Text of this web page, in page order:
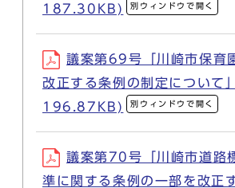
187.30KB)
別ウィンドウで開く
議案第69号「川崎市保育
改正する条例の制定について
196.87KB)
別ウィンドウで開く
議案第70号「川崎市道路
準に関する条例の一部を改正